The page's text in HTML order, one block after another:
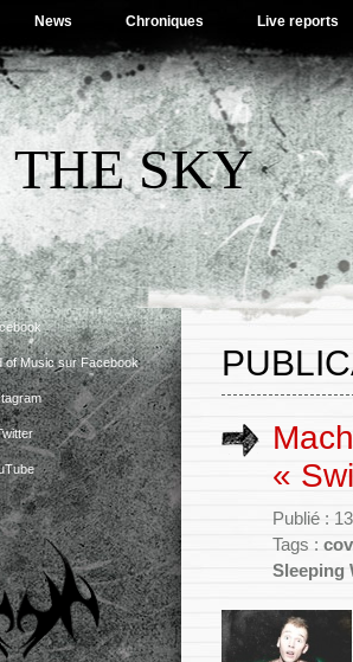
News Chroniques Live reports
THE SKY
of Music sur Facebook
«
Publié :
Tags :
Sleeping